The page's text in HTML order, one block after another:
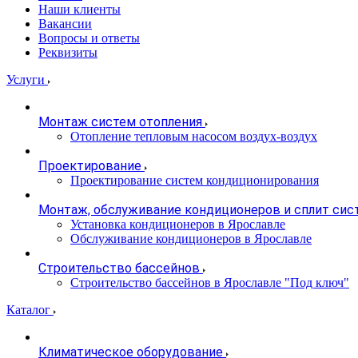
Наши клиенты
Вакансии
Вопросы и ответы
Реквизиты
Услуги
Монтаж систем отопления
Отопление тепловым насосом воздух-воздух
Проектирование
Проектирование систем кондиционирования
Монтаж, обслуживание кондиционеров и сплит
Установка кондиционеров в Ярославле
Обслуживание кондиционеров в Ярославле
Строительство бассейнов
Строительство бассейнов в Ярославле "Под ключ"
Каталог
Климатическое оборудование